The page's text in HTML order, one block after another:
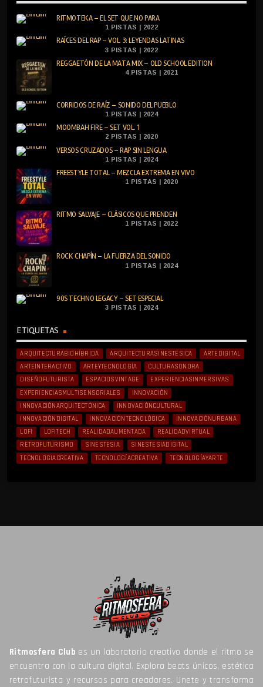
RITMOTEKA – EL SET QUE NO PARA
1 PISTAS | 2022
RAÍCES DEL RAP – VOL. 3: LEYENDAS LATINAS
3 PISTAS | 2022
REGGAETÓN DE LA MATA MIX – OLD SCHOOL EDITION
4 PISTAS | 2021
CORRIDOS DE RAÍZ – SONIDO DEL PUEBLO
1 PISTAS | 2024
MOOMBAH FIRE – SET VOL. 1
2 PISTAS | 2020
VERSOS CRUZADOS – RAP SIN LENGUA
1 PISTAS | 2024
FREESTYLE TOTAL – MEZCLA EXTREMA EN VIVO
1 PISTAS | 2020
RITMO SALVAJE – CLÁSICOS QUE PRENDEN
1 PISTAS | 2022
ROCK CHAPÍN – LA FUERZA DEL SONIDO
1 PISTAS | 2024
90S TECHNO LEGACY – SET ESPECIAL
3 PISTAS | 2024
ETIQUETAS
ARQUITECTURABIOHÍBRIDA ARQUITECTURASINESTÉSICA
ARTEDIGITAL
ARTEINTERACTIVO
ARTEYTECNOLOGÍA
CULTURASONORA
DISEÑOFUTURISTA
ESPACIOSVINTAGE
EXPERIENCIASINMERSIVAS
EXPERIENCIASMULTISENSORIALES
INNOVACIÓN
INNOVACIÓNARQUITECTÓNICA
INNOVACIÓNCULTURAL
INNOVACIÓNDIGITAL
INNOVACIÓNTECNOLÓGICA
INNOVACIÓNURBANA
LOFI
LOFITECH REALIDADAUMENTADA
REALIDADVIRTUAL
RETROFUTURISMO
SINESTESIA
SINESTESIADIGITAL
TECNOLOGIACREATIVA
TECNOLOGÍACREATIVA TECNOLOGÍAYARTE
Ritmosfera Club es un laboratorio creativo donde el ritmo se
encuentra con la cultura digital. Explora beats únicos, estética
retrofuturista y recursos para creadores. Unete y transforma